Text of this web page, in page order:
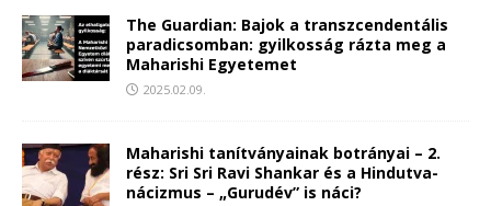
The Guardian: Bajok a transzcendentális
paradicsomban: gyilkosság rázta meg a
Maharishi Egyetemet
2025.02.09.
Maharishi tanítványainak botrányai – 2.
rész: Sri Sri Ravi Shankar és a Hindutva-
nácizmus – „Gurudév” is náci?